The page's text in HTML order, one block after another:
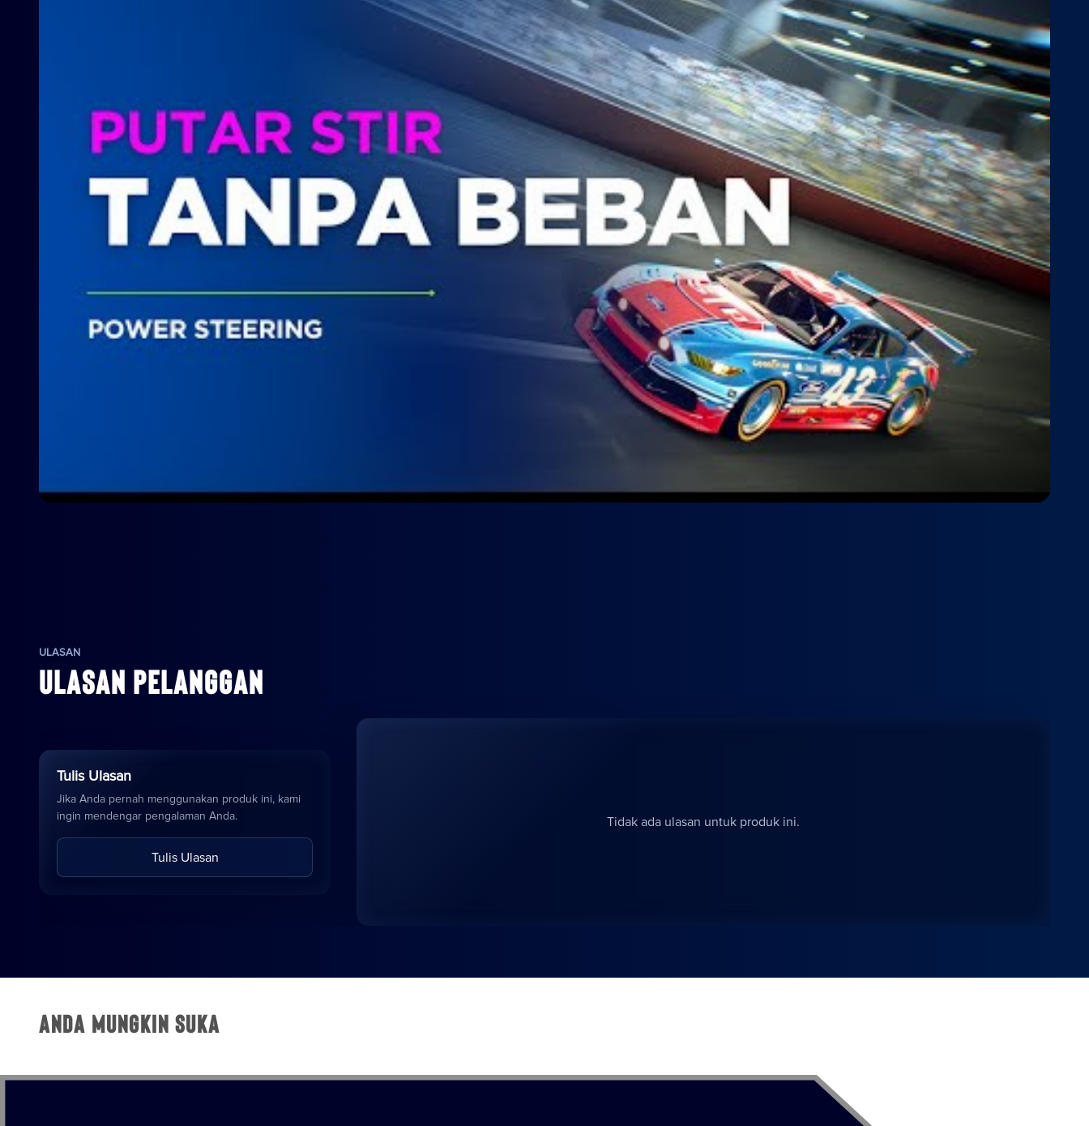
ULASAN
ULASAN PELANGGAN
Tulis Ulasan
Jika Anda pernah menggunakan produk ini, kami
ingin mendengar pengalaman Anda.
Tulis Ulasan
Tidak ada ulasan untuk produk ini.
Anda Mungkin Suka